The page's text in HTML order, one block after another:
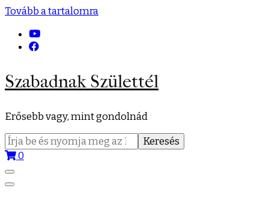
Tovább a tartalomra
Szabadnak Születtél
Erősebb vagy, mint gondolnád
Keresés:
0